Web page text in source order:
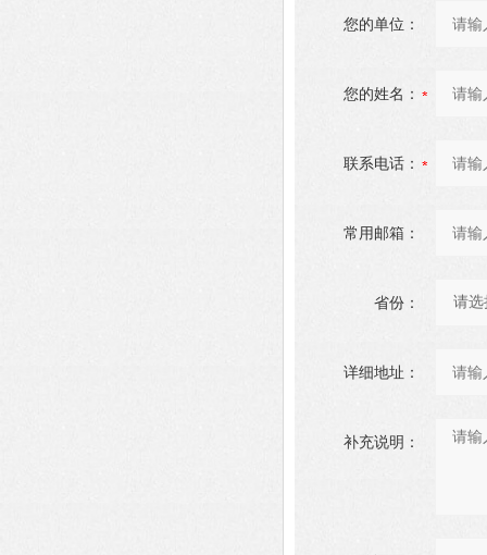
您的单位：
您的姓名：
联系电话：
常用邮箱：
省份：
详细地址：
补充说明：